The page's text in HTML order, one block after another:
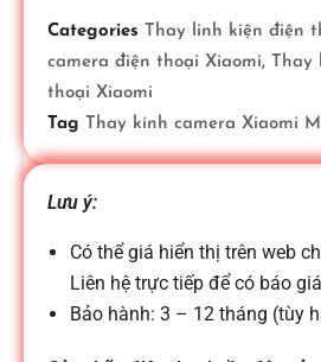
i
ệ
n
t
h
Categories Thay linh kiện điện
camera điện thoại Xiaomi, Thay
thoại Xiaomi
Tag Thay kính camera Xiaomi
Lưu ý:
Có thể giá hiển thị trên web
Liên hệ trực tiếp để có báo
Bảo hành: 3 – 12 tháng (tùy